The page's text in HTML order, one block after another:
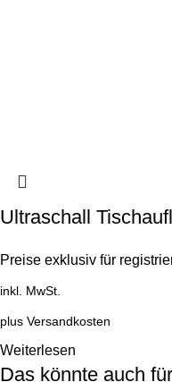
Ultraschall
Preise exklusiv für
inkl. MwSt.
plus Versandkosten
Weiterlesen
Das könnte auch